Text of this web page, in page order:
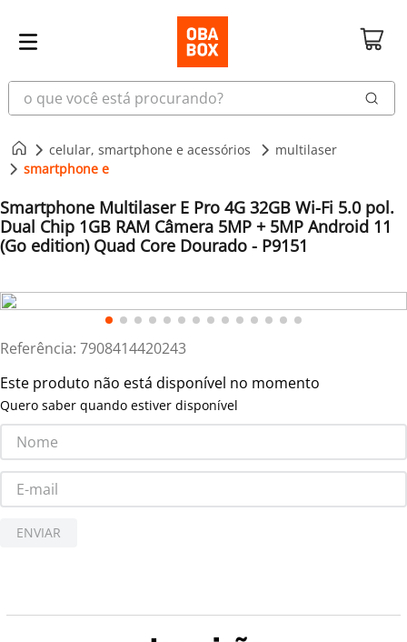
o que você está procurando?
celular, smartphone e acessórios
multilaser
smartphone e
Smartphone Multilaser E Pro 4G 32GB Wi-Fi 5.0 pol.
Dual Chip 1GB RAM Câmera 5MP + 5MP Android 11
(Go edition) Quad Core Dourado - P9151
Referência: 7908414420243
Este produto não está disponível no momento
Quero saber quando estiver disponível
ENVIAR